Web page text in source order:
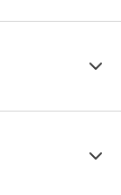
Kremen smøres